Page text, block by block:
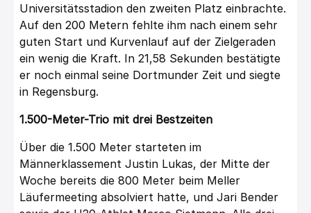
Universitätsstadion den zweiten Platz einbrachte.
Auf den 200 Metern fehlte ihm nach einem sehr
guten Start und Kurvenlauf auf der Zielgeraden
ein wenig die Kraft. In 21,58 Sekunden bestätigte
er noch einmal seine Dortmunder Zeit und siegte
in Regensburg.
1.500-Meter-Trio mit drei Bestzeiten
Über die 1.500 Meter starteten im
Männerklassement Justin Lukas, der Mitte der
Woche bereits die 800 Meter beim Meller
Läufermeeting absolviert hatte, und Jari Bender